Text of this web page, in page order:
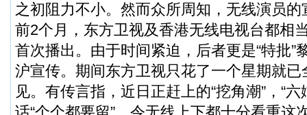
之初阻力不小。然而众所周知，无线演员
前2个月，东方卫视及香港无线电视台都相
首次播出。由于时间紧迫，后者更是“特批”
沪宣传。期间东方卫视只花了一个星期就
见。有传言指，近日正赶上的“挖角潮”，“